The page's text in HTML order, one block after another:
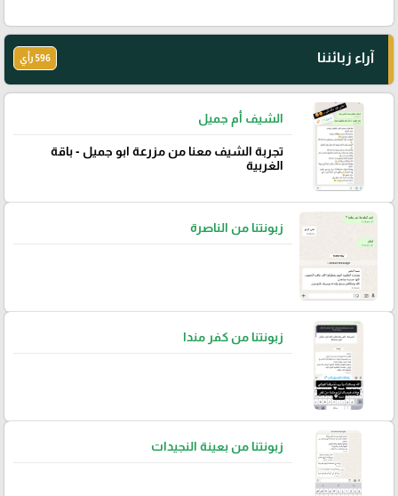
آراء زبائننا 596 رأي
الشيف أم جميل
تجربة الشيف معنا من مزرعة ابو جميل - باقة
الغربية
زبونتنا من الناصرة
زبونتنا من كفر مندا
زبونتنا من بعينة النجيدات